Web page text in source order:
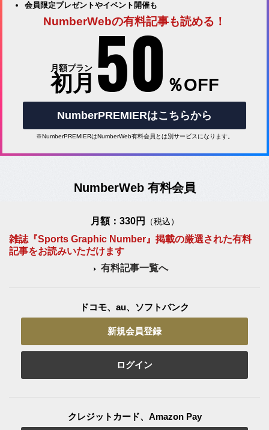
会員限定プレゼントやイベント開催も
NumberWebの有料記事も読める！
月額プラン
初月 50 ％OFF
NumberPREMIERはこちらから
※NumberPREMIERはNumberWeb有料会員とは別サービスになります。
NumberWeb 有料会員
月額：330円 （税込）
雑誌『Sports Graphic Number』掲載の厳選された有料
記事をお読みいただけます
有料記事一覧へ
ドコモ、au、ソフトバンク
新規会員登録
ログイン
クレジットカード、Amazon Pay